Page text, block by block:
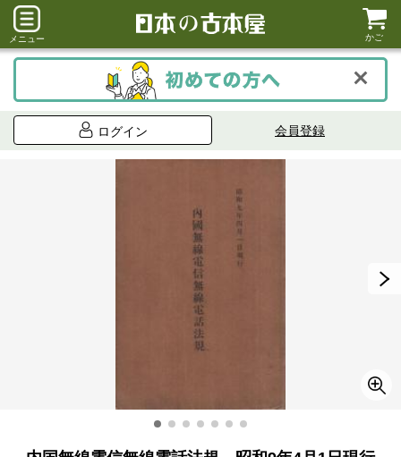
メニュー かご
ログイン 会員登録